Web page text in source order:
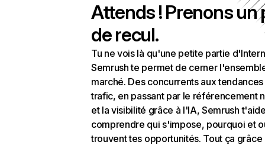
Attends ! Prenons un
de recul.
Tu ne vois là qu'une petite partie
Semrush te permet de cerner
marché. Des concurrents aux
trafic, en passant par le référencement
et la visibilité grâce à l'IA, Semrush
comprendre qui s'impose, pourquoi et
trouvent tes opportunités. Tout ça grâce